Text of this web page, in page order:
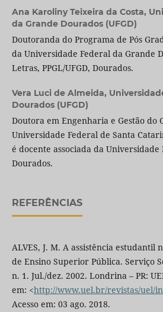
Ana Karoliny Teixeira da Costa,
da Grande Dourados (UFGD)
Doutoranda do Programa de Pós
da Universidade Federal da Grande
Letras, PPGL/UFGD, Dourados.
Vera Luci de Almeida,
Dourados (UFGD)
Doutora em Engenharia e Gestão do
Universidade Federal de Santa
é docente associada da
Dourados.
REFERÊNCIAS
ALVES, J. M. A assistência estudantil
de Ensino Superior Pública. Serviço
n. 1. Jul./dez. 2002. Londrina – PR:
em: <http://www.uel.br/revistas/uel/
Acesso em: 03 ago. 2018.